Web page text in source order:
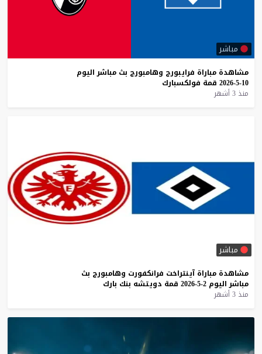
مباشر
مشاهدة مباراة فرايبورج وهامبورج بث مباشر اليوم
10-5-2026
قمة فولكسبارك
منذ 3 أشهر
مباشر
مشاهدة مباراة آينتراخت فرانكفورت وهامبورج بث
مباشر اليوم 2-5-2026 قمة دويتشه بنك بارك
منذ 3 أشهر